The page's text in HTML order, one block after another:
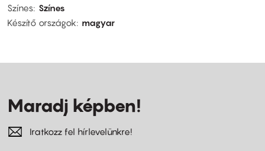
Színes Színes
Készítő országok
magyar
Maradj képben!
Iratkozz fel hírlevelünkre!